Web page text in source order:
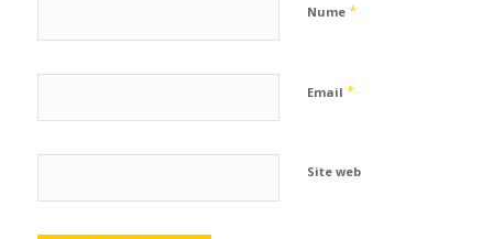
Nume *
Email *
Site web